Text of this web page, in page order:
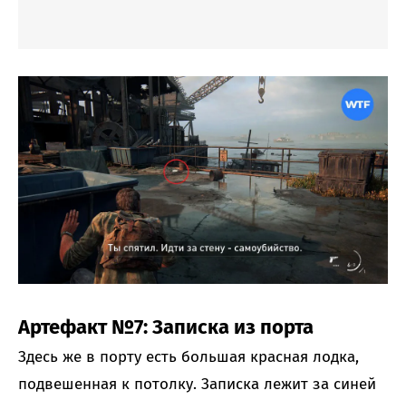
Артефакт №7: Записка из порта
Здесь же в порту есть большая красная лодка,
подвешенная к потолку. Записка лежит за синей